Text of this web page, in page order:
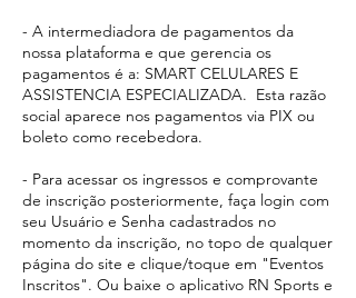
- A intermediadora de pagamentos da
nossa plataforma e que gerencia os
pagamentos é a: SMART CELULARES E
ASSISTENCIA ESPECIALIZADA. Esta razão
social aparece nos pagamentos via PIX ou
boleto como recebedora.​
- Para acessar os ingressos e comprovante
de inscrição posteriormente, faça login com
seu Usuário e Senha cadastrados no
momento da inscrição, no topo de qualquer
página do site e clique/toque em "Eventos
Inscritos". Ou baixe o aplicativo RN Sports e